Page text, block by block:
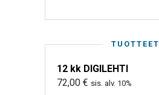
TUOTTEET
12 kk DIGILEHTI
72,00 € sis. alv. 10%